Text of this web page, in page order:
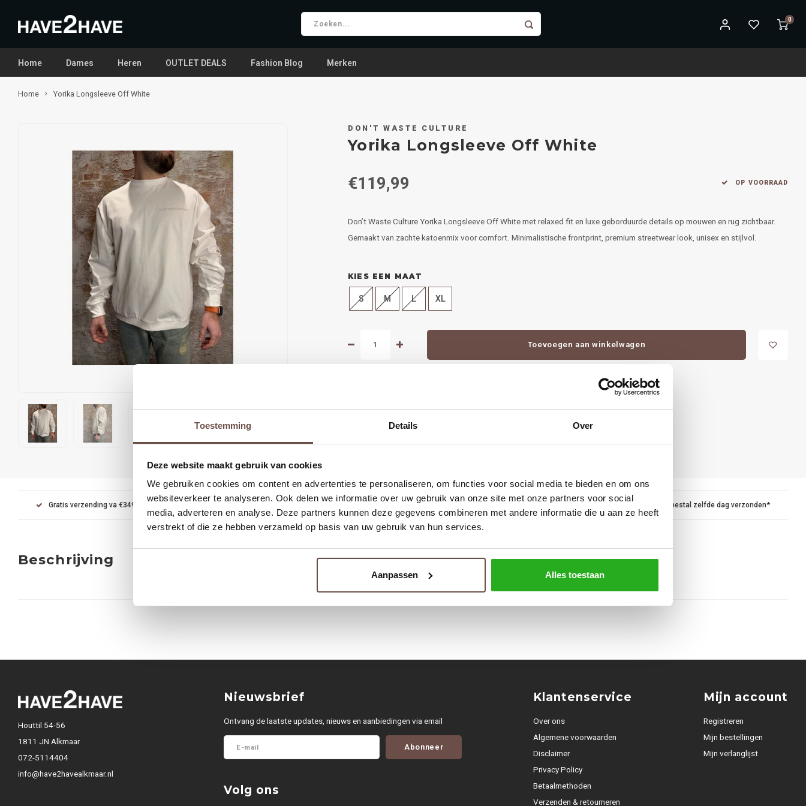
Toestemming Details Over
Deze website maakt gebruik van cookies
We gebruiken cookies om content en advertenties te personaliseren, om functies voor social media te bieden en om ons
websiteverkeer te analyseren. Ook delen we informatie over uw gebruik van onze site met onze partners voor social
media, adverteren en analyse. Deze partners kunnen deze gegevens combineren met andere informatie die u aan ze heeft
verstrekt of die ze hebben verzameld op basis van uw gebruik van hun services.
Aanpassen Alles toestaan
0
Home Dames Heren OUTLET DEALS Fashion Blog Merken
Home Yorika Longsleeve Off White
DON'T WASTE CULTURE
Yorika Longsleeve Off White
€119,99 OP VOORRAAD
Don’t Waste Culture Yorika Longsleeve Off White met relaxed fit en luxe geborduurde details op mouwen en rug zichtbaar.
Gemaakt van zachte katoenmix voor comfort. Minimalistische frontprint, premium streetwear look, unisex en stijlvol.
KIES EEN MAAT
S M L XL
Toevoegen aan winkelwagen
Gratis verzending va €349 Achteraf betalen met Klarna Groot deel van de collectie hebben we ook in de winkel in Alkmaar Voor 15.00 besteld, meestal zelfde dag verzonden*
Beschrijving
Houttil 54-56
1811 JN Alkmaar
072-5114404
info@have2havealkmaar.nl
Nieuwsbrief
Ontvang de laatste updates, nieuws en aanbiedingen via email
Abonneer
Volg ons
Klantenservice
Over ons
Algemene voorwaarden
Disclaimer
Privacy Policy
Betaalmethoden
Verzenden & retourneren
Mijn account
Registreren
Mijn bestellingen
Mijn verlanglijst